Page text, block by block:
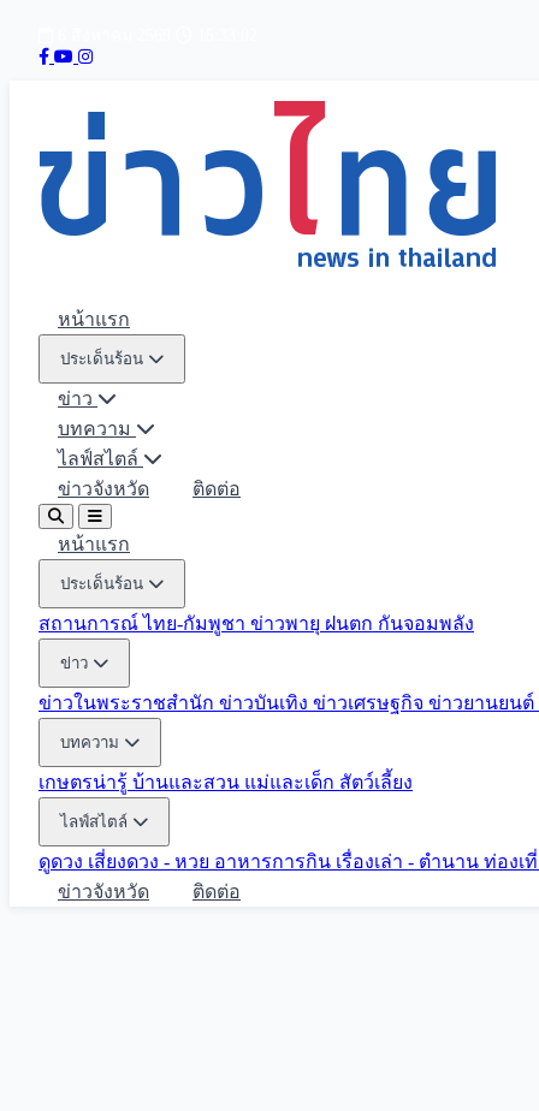
หน้าแรก
ประเด็นร้อน
ข่าว
บทความ
ไลฟ์สไตล์
ข่าวจังหวัด
ติดต่อ
หน้าแรก
ประเด็นร้อน
สถานการณ์ ไทย-กัมพูชา ข่าวพายุ ฝนตก กันจอมพลัง
ข่าว
ข่าวในพระราชสำนัก ข่าวบันเทิง ข่าวเศรษฐกิจ ข่าวยานยนต์
บทความ
เกษตรน่ารู้ บ้านและสวน แม่และเด็ก สัตว์เลี้ยง
ไลฟ์สไตล์
ดูดวง เสี่ยงดวง - หวย อาหารการกิน เรื่องเล่า - ตำนาน ท่องเ
ข่าวจังหวัด
ติดต่อ